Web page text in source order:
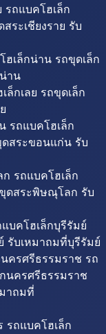
รถแบคโฮเล็ก
สระเชียงราย รับ
เล็กน่าน รถขุดเล็ก
าน
ล็กเลย รถขุดเล็ก
รถแบคโฮเล็ก
สระขอนแก่น รับ
รถแบคโฮเล็ก
ดสระพิษณุโลก รับ
บคโฮเล็กบุรีรัมย์
รับเหมาถมที่บุรีรัมย์
ครศรีธรรมราช รถ
นครศรีธรรมราช
าถมที่
รถแบคโฮเล็ก